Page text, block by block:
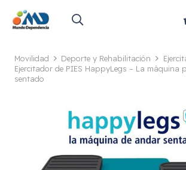
Movilidad Deporte y Rehabilitación
Ejercitador de PIES HappyLegs – La máquina
sentado